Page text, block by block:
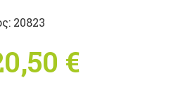
20823
price
€